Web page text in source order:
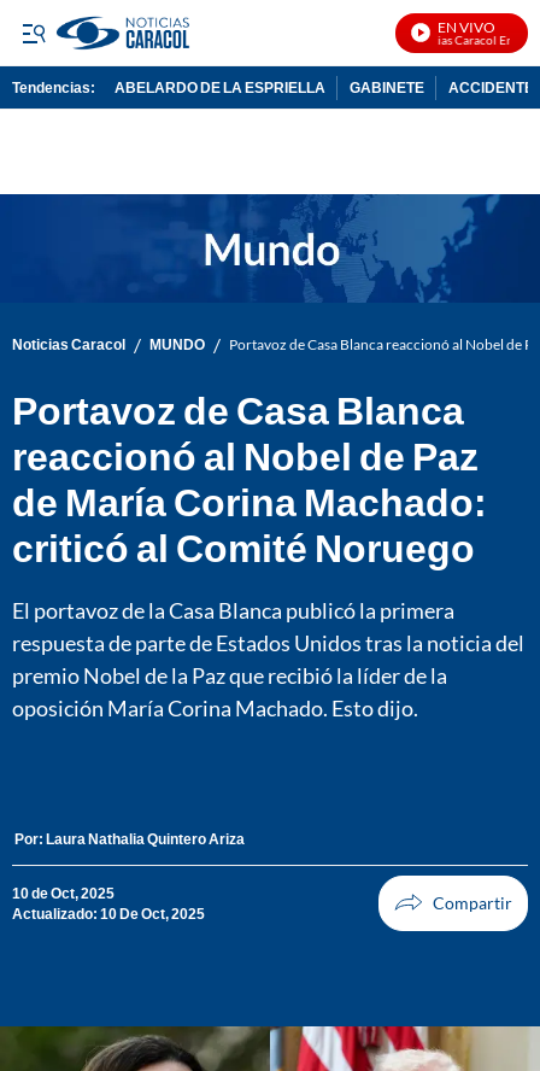
EN VIVO
Noticias Caracol En Vivo
Tendencias: ABELARDO DE LA ESPRIELLA GABINETE ACCIDENTE
Noticias Caracol / MUNDO / Portavoz de Casa Blanca reaccionó al Nobel de
Portavoz de Casa Blanca
reaccionó al Nobel de Paz
de María Corina Machado:
criticó al Comité Noruego
El portavoz de la Casa Blanca publicó la primera
respuesta de parte de Estados Unidos tras la noticia del
premio Nobel de la Paz que recibió la líder de la
oposición María Corina Machado. Esto dijo.
Por: Laura Nathalia Quintero Ariza
10 de Oct, 2025
Actualizado: 10 De Oct, 2025